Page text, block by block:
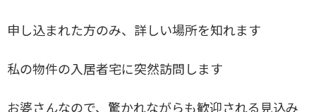
申し込まれた方のみ、詳しい場所を知れます
私の物件の入居者宅に突然訪問します
お婆さんなので、驚かれながらも歓迎される見込み